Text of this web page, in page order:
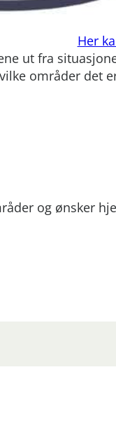
Her
ut fra
områder det
og ønsker